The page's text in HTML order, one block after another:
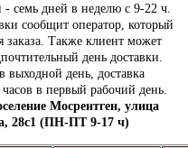
- семь дней в неделю с 9-22 ч.
сообщит оператор, который
заказа. Также клиент может
день доставки.
выходной день, доставка
в первый рабочий день.
Мосрентген, улица
28с1 (ПН-ПТ 9-17 ч)